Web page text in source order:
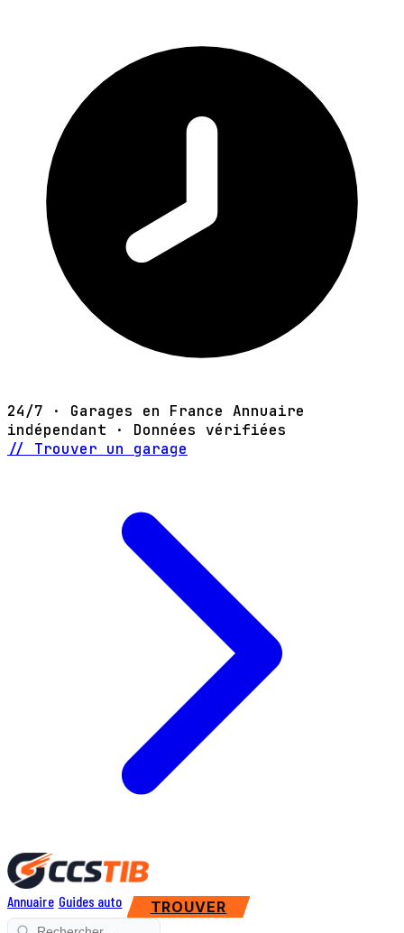
24/7 · Garages en France Annuaire
indépendant · Données vérifiées
// Trouver un garage
Annuaire Guides auto TROUVER